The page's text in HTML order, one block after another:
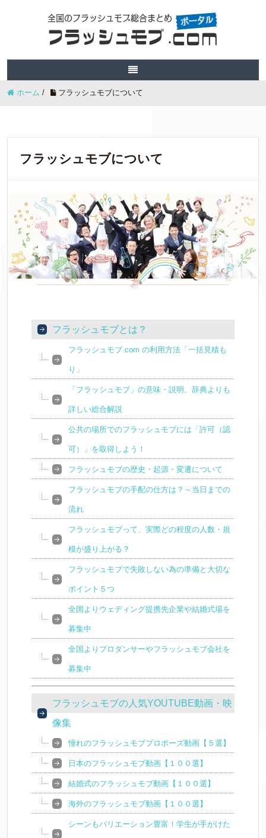
ホーム / フラッシュモブについて
フラッシュモブについて
フラッシュモブとは？
フラッシュモブ.com の利用方法「一括見積も
り」
「フラッシュモブ」の意味・説明。辞典よりも
詳しい総合解説
公共の場所でのフラッシュモブには「許可（認
可）」を取得しよう！
フラッシュモブの歴史・起源・変遷について
フラッシュモブの手配の仕方は？～当日までの
流れ
フラッシュモブって、実際どの程度の人数・規
模が盛り上がる？
フラッシュモブで失敗しない為の準備と大切な
ポイント５つ
全国よりウェディング提携先企業や結婚式場を
募集中
全国よりプロダンサーやフラッシュモブ会社を
募集中
フラッシュモブの人気YOUTUBE動画・映
像集
憧れのフラッシュモブプロポーズ動画【５選】
日本のフラッシュモブ動画【１００選】
結婚式のフラッシュモブ動画【１００選】
海外のフラッシュモブ動画【１００選】
シーンもバリエーション豊富！学生が手がけた